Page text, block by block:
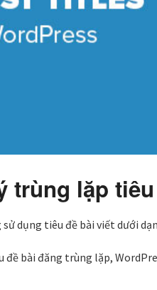
trùng lặp
dụng tiêu đề bài viết dưới
bài đăng trùng lặp,